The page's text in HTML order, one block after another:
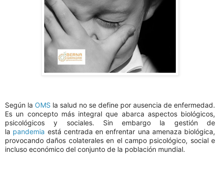
Según la OMS la salud no se define por ausencia de enfermedad.
Es un concepto más integral que abarca aspectos biológicos,
psicológicos y sociales. Sin embargo la gestión de
la pandemia está centrada en enfrentar una amenaza biológica,
provocando daños colaterales en el campo psicológico, social e
incluso económico del conjunto de la población mundial.